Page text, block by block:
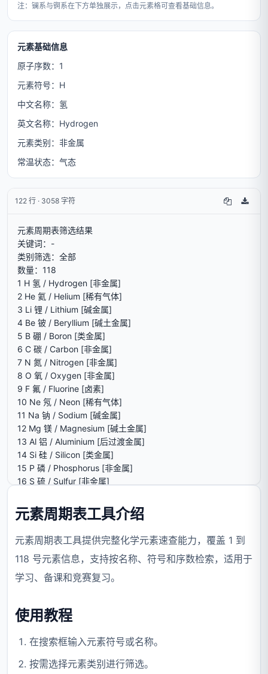
注：镧系与锕系在下方单独展示，点击元素格可查看基础信息。
元素基础信息
原子序数：1
元素符号：H
中文名称：氢
英文名称：Hydrogen
元素类别：非金属
常温状态：气态
122 行 · 3058 字符
元素周期表工具介绍
元素周期表工具提供完整化学元素速查能力，覆盖 1 到
118 号元素信息，支持按名称、符号和序数检索，适用于
学习、备课和竞赛复习。
使用教程
在搜索框输入元素符号或名称。
按需选择元素类别进行筛选。